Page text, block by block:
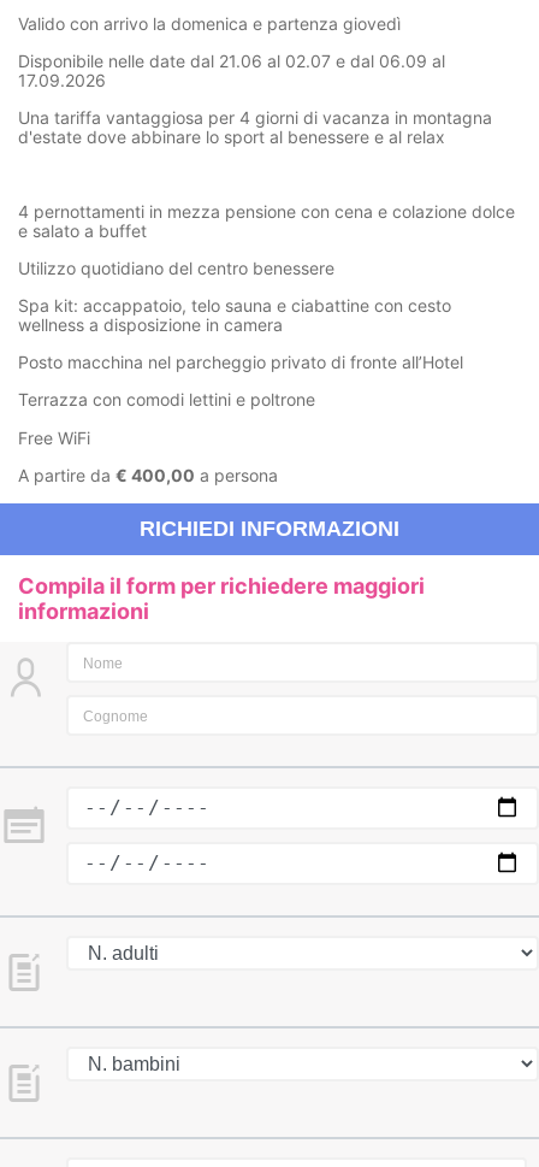
Valido con arrivo la domenica e partenza giovedì
Disponibile nelle date dal 21.06 al 02.07 e dal 06.09 al
17.09.2026
Una tariffa vantaggiosa per 4 giorni di vacanza in montagna
d'estate dove abbinare lo sport al benessere e al relax
4 pernottamenti in mezza pensione con cena e colazione dolce
e salato a buffet
Utilizzo quotidiano del centro benessere
Spa kit: accappatoio, telo sauna e ciabattine con cesto
wellness a disposizione in camera
Posto macchina nel parcheggio privato di fronte all’Hotel
Terrazza con comodi lettini e poltrone
Free WiFi
A partire da € 400,00 a persona
RICHIEDI INFORMAZIONI
Compila il form per richiedere maggiori
informazioni